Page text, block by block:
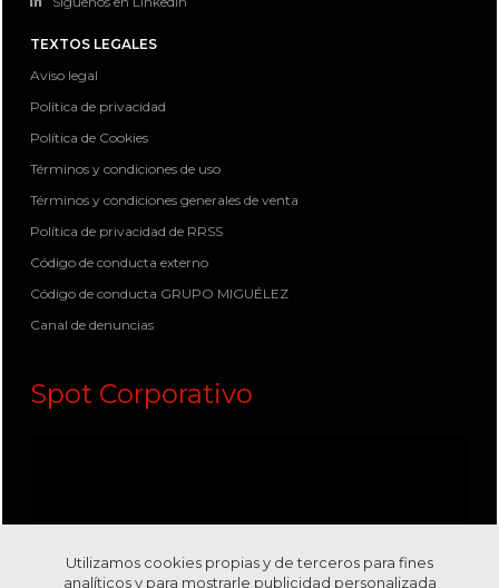
TEXTOS LEGALES
Aviso legal
Política de privacidad
Política de Cookies
Términos y condiciones de uso
Términos y condiciones generales de venta
Política de privacidad de RRSS
Código de conducta externo
Código de conducta GRUPO MIGUÉLEZ
Canal de denuncias
Spot Corporativo
Utilizamos cookies propias y de terceros para fines
analíticos y para mostrarle publicidad personalizada